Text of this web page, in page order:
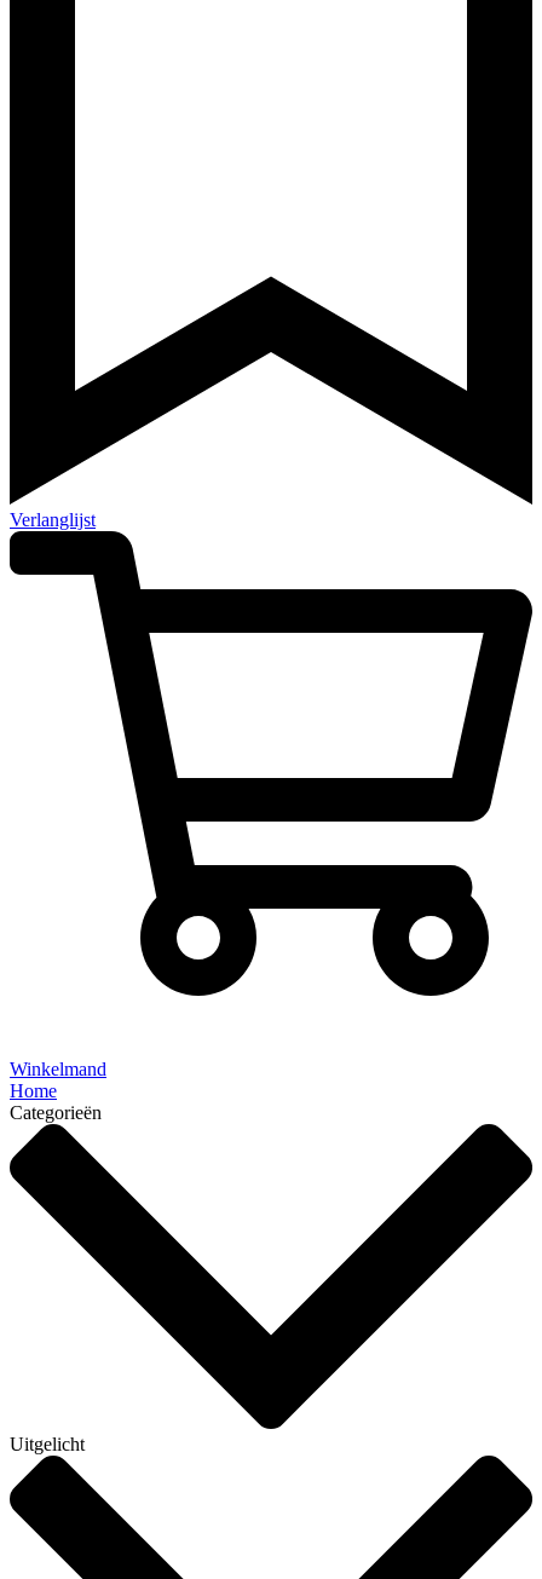
Verlanglijst
Winkelmand
Home
Categorieën
Uitgelicht